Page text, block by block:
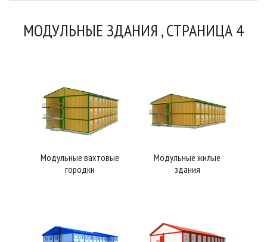
МОДУЛЬНЫЕ ЗДАНИЯ , СТРАНИЦА 4
Модульные вахтовые
городки
Модульные жилые
здания